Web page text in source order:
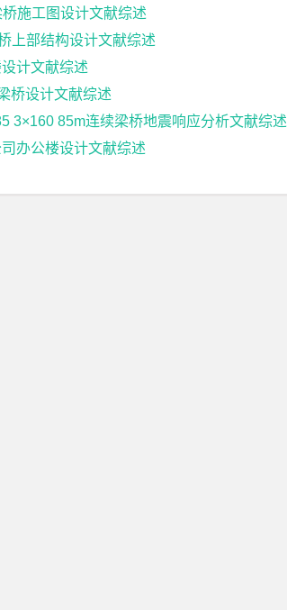
施工图设计文献综述
上部结构设计文献综述
计文献综述
桥设计文献综述
3×160 85m连续梁桥地震响应分析文献综述
办公楼设计文献综述